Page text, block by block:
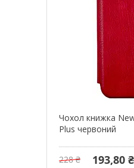
Чохол книжка
Plus червоний
228 ₴ 193,80 ₴